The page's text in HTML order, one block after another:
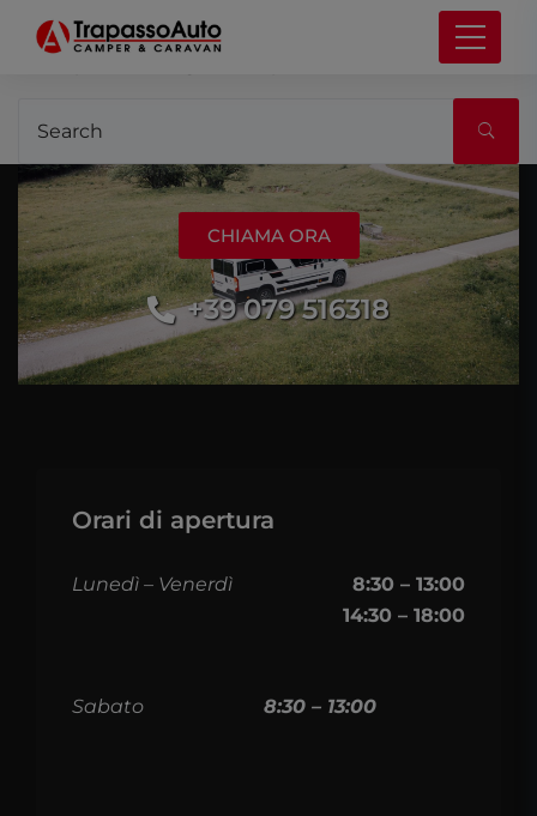
It seems we can’t find what you’re looking for.
CHIAMA ORA
+39 079 516318
Orari di apertura
Lunedì – Venerdì
8:30 – 13:00
14:30 – 18:00
Sabato 8:30 – 13:00